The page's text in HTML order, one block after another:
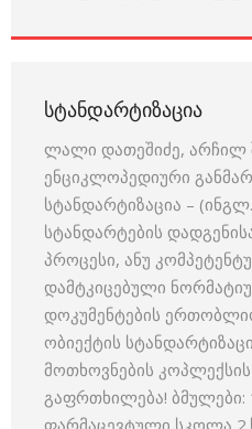
ᲡᲢᲐᲜᲓᲐᲠᲢᲘᲖᲐᲪᲘᲐ
ლალი დათეშიძე, არჩილ
ენციკლოპედიური
სტანდარტიზაცია –
სტანდარტების
პროცესი, ანუ
დამტკიცებული
დოკუმენტების
ობიექტის
მოთხოვნების
გაფრთხილება! ბმულები:
ფარმაცევტული სკოლა